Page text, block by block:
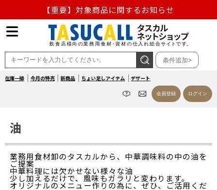
【重要】熊本地震の影響による商品出荷停止のお知らせ
熊本県熊本地方を震源とする地震の影響によるお荷物のお
届け遅延について
お盆の営業について
【重要】対象商品に関するお知らせ
条件追加>
在庫一掃 今月の特売 新商品 ちょい足しアイテム デザート
会員登録 ログイン
油
業務用食材卸のタスカルから、中華調味料の中の油を
ご提案
中華料理には欠かせない様々な油
少し加えるだけで、風味もガラリと変わります。
オリジナルのメニュー作りの為に、ぜひ、ご活用くだ